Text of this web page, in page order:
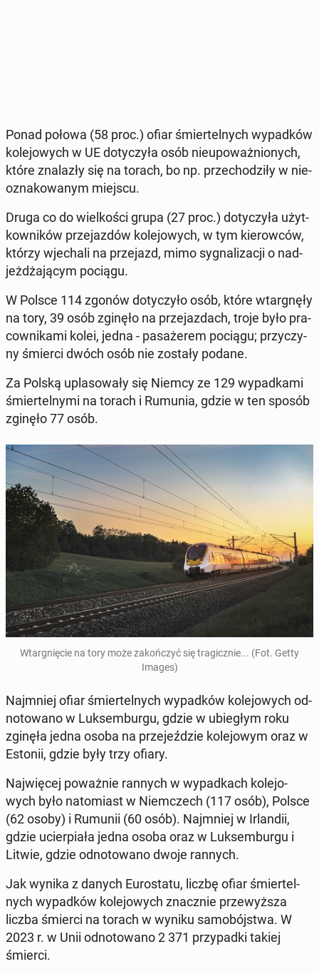
Ponad połowa (58 proc.) ofiar śmier­tel­nych wy­pad­ków
ko­le­jo­wych w UE do­ty­czy­ła osób nie­upo­waż­nio­nych,
które zna­la­zły się na torach, bo np. prze­cho­dzi­ły w nie­
ozna­ko­wa­nym miejscu.
Druga co do wiel­ko­ści grupa (27 proc.) do­ty­czy­ła użyt­
kow­ni­ków prze­jaz­dów ko­le­jo­wych, w tym kie­row­ców,
którzy wje­cha­li na prze­jazd, mimo sy­gna­li­za­cji o nad­
jeż­dża­ją­cym pociągu.
W Polsce 114 zgonów do­ty­czy­ło osób, które wtar­gnę­ły
na tory, 39 osób zginęło na prze­jaz­dach, troje było pra­
cow­ni­ka­mi kolei, jedna - pa­sa­że­rem pociągu; przy­czy­
ny śmierci dwóch osób nie zostały podane.
Za Polską upla­so­wa­ły się Niemcy ze 129 wy­pad­ka­mi
śmier­tel­ny­mi na torach i Rumunia, gdzie w ten sposób
zginęło 77 osób.
Wtar­gnię­cie na tory może za­koń­czyć się tra­gicz­nie... (Fot. Getty
Images)
Naj­mniej ofiar śmier­tel­nych wy­pad­ków ko­le­jo­wych od­
no­to­wa­no w Luk­sem­bur­gu, gdzie w ubie­głym roku
zginęła jedna osoba na prze­jeź­dzie ko­le­jo­wym oraz w
Estonii, gdzie były trzy ofiary.
Naj­wię­cej po­waż­nie rannych w wy­pad­kach ko­le­jo­
wych było na­to­miast w Niem­czech (117 osób), Polsce
(62 osoby) i Rumunii (60 osób). Naj­mniej w Ir­lan­dii,
gdzie ucier­pia­ła jedna osoba oraz w Luk­sem­bur­gu i
Litwie, gdzie od­no­to­wa­no dwoje rannych.
Jak wynika z danych Eu­ro­sta­tu, liczbę ofiar śmier­tel­
nych wy­pad­ków ko­le­jo­wych znacz­nie prze­wyż­sza
liczba śmierci na torach w wyniku sa­mo­bój­stwa. W
2023 r. w Unii od­no­to­wa­no 2 371 przy­pad­ki takiej
śmierci.